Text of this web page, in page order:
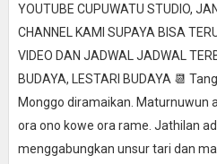
YOUTUBE CUPUWATU STUDIO,
CHANNEL KAMI SUPAYA BISA
VIDEO DAN JADWAL JADWAL
BUDAYA, LESTARI BUDAYA 📆
Monggo diramaikan. Maturnuwun
ora ono kowe ora rame. Jathilan
menggabungkan unsur tari dan